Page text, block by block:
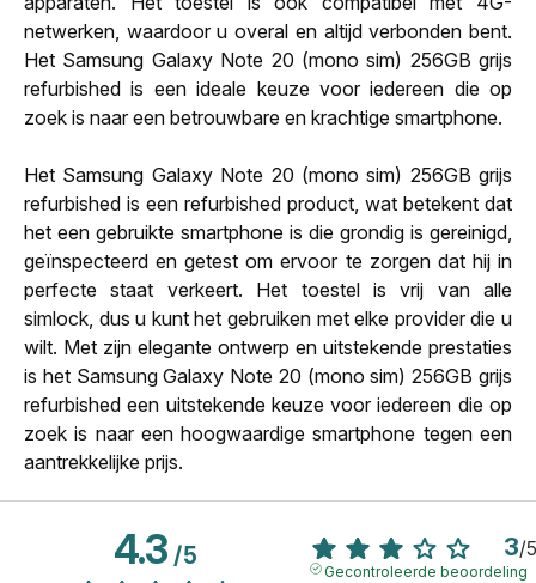
netwerken, waardoor u overal en altijd verbonden bent.
Het Samsung Galaxy Note 20 (mono sim) 256GB grijs
refurbished is een ideale keuze voor iedereen die op
zoek is naar een betrouwbare en krachtige smartphone.
Het Samsung Galaxy Note 20 (mono sim) 256GB grijs
refurbished is een refurbished product, wat betekent dat
het een gebruikte smartphone is die grondig is gereinigd,
geïnspecteerd en getest om ervoor te zorgen dat hij in
perfecte staat verkeert. Het toestel is vrij van alle
simlock, dus u kunt het gebruiken met elke provider die u
wilt. Met zijn elegante ontwerp en uitstekende prestaties
is het Samsung Galaxy Note 20 (mono sim) 256GB grijs
refurbished een uitstekende keuze voor iedereen die op
zoek is naar een hoogwaardige smartphone tegen een
aantrekkelijke prijs.
4.3/5 3/5
Gecontroleerde beoordeling